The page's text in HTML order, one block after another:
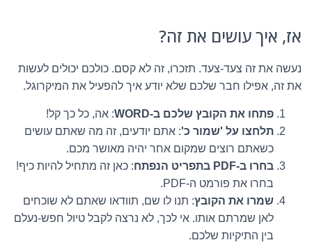
אז, איך עושים את זה?
נעשה את זה צעד-צעד. תזכרו, זה לא קסם. כולכם יכולים לעשות
את זה, אפילו חבר שלכם שלא יודע איך להפעיל את המיקרוגל.
פתחו את הקובץ שלכם ב-WORD
: אה, כל כך קל!
תלחצו על 'שמור כ': אתם יודעים, זה מה שאתם עושים
כשאתם רוצים שמקום אחר יהיה מאושר מכם.
בחרו ב-PDF בתפריט הנפתח
: כאן זה מתחיל להיות כיף!
בחרו את פורמט ה-PDF.
שמרו את הקובץ: תנו לו שם, תוודאו שאתם לא שוכחים
לאן שמרתם אותו. אי לכך, לא נרצה לקבל טיול חפש-נעלם
בין התיקיות שלכם.